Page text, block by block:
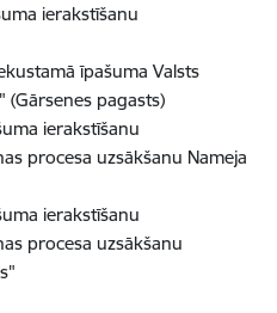
ierakstīšanu
īpašuma Valsts
(Gārsenes pagasts)
ierakstīšanu
procesa uzsākšanu Nameja
ierakstīšanu
procesa uzsākšanu